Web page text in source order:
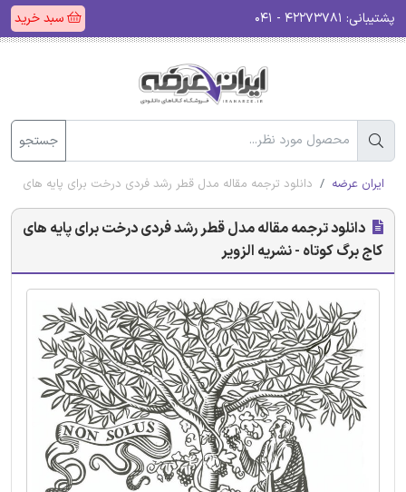
پشتیبانی: سبد خرید
جستجو
ایران عرضه دانلود ترجمه مقاله مدل قطر رشد فردی درخت برای پایه های کاج
دانلود ترجمه مقاله مدل قطر رشد فردی درخت برای پایه های
کاج برگ کوتاه - نشریه الزویر